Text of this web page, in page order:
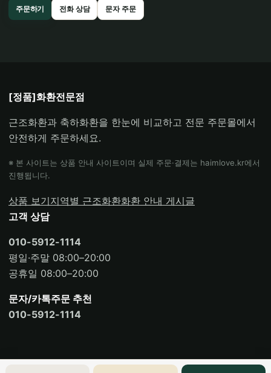
주문하기 전화 상담 문자 주문
[정품]화환전문점
근조화환과 축하화환을 한눈에 비교하고 전문 주문몰에서
안전하게 주문하세요.
※ 본 사이트는 상품 안내 사이트이며 실제 주문·결제는 haimlove.kr에서
진행됩니다.
상품 보기지역별 근조화환화환 안내 게시글
고객 상담
010-5912-1114
평일·주말 08:00–20:00
공휴일 08:00–20:00
문자/카톡주문 추천
010-5912-1114